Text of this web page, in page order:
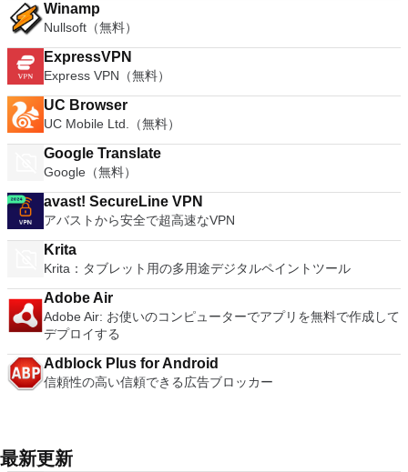
Winamp
Nullsoft（無料）
ExpressVPN
Express VPN（無料）
UC Browser
UC Mobile Ltd.（無料）
Google Translate
Google（無料）
avast! SecureLine VPN
アバストから安全で超高速なVPN
Krita
Krita：タブレット用の多用途デジタルペイントツール
Adobe Air
Adobe Air: お使いのコンピューターでアプリを無料で作成して
デプロイする
Adblock Plus for Android
信頼性の高い信頼できる広告ブロッカー
最新更新